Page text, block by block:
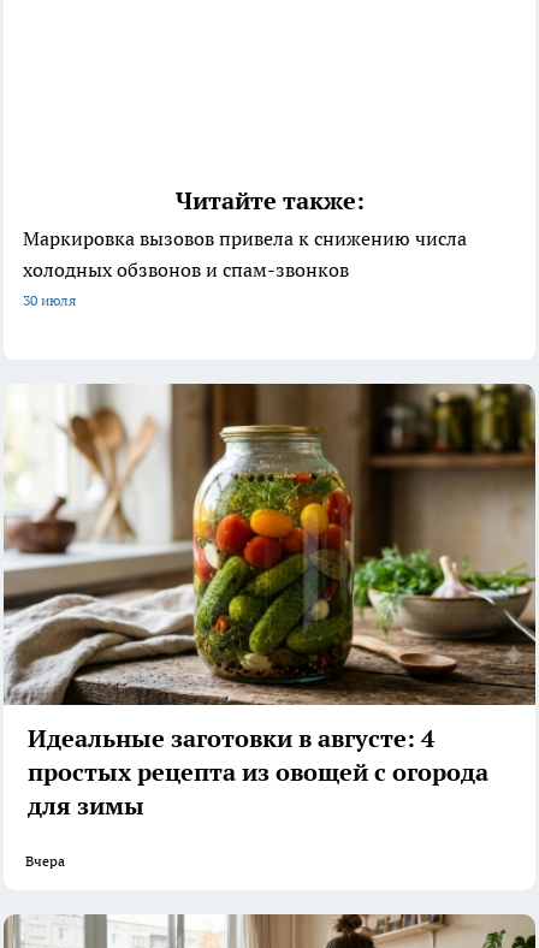
Читайте также:
Маркировка вызовов привела к снижению числа
холодных обзвонов и спам-звонков
30 июля
Идеальные заготовки в августе: 4
простых рецепта из овощей с огорода
для зимы
Вчера